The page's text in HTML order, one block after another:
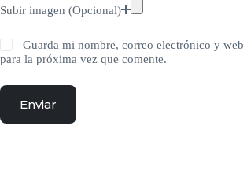
Subir imagen (Opcional)
Guarda mi nombre, correo electrónico y web
para la próxima vez que comente.
Enviar